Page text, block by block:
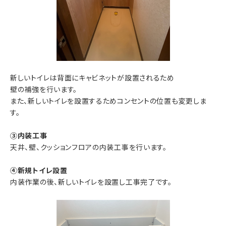
新しいトイレは背面にキャビネットが設置されるため
壁の補強を行います。
また、新しいトイレを設置するためコンセントの位置も変更しま
す。
③内装工事
天井、壁、クッションフロアの内装工事を行います。
④新規トイレ設置
内装作業の後、新しいトイレを設置し工事完了です。